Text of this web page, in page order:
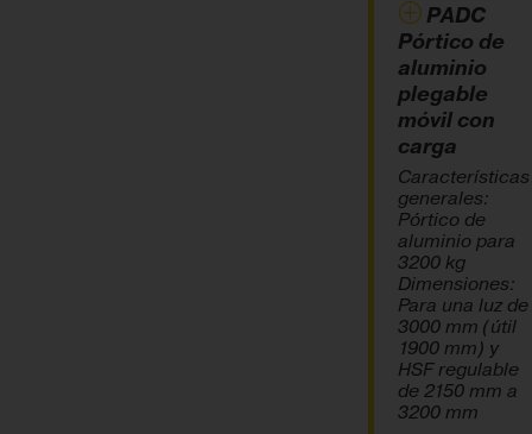
PADC
Pórtico de
aluminio
plegable
móvil con
carga
Características
generales:
Pórtico de
aluminio para
3200 kg
Dimensiones:
Para una luz de
3000 mm (útil
1900 mm) y
HSF regulable
de 2150 mm a
3200 mm